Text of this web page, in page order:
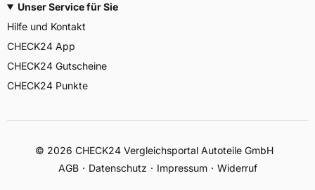
Unser Service für Sie
Hilfe und Kontakt
CHECK24 App
CHECK24 Gutscheine
CHECK24 Punkte
© 2026 CHECK24 Vergleichsportal Autoteile GmbH
AGB
Datenschutz Impressum Widerruf